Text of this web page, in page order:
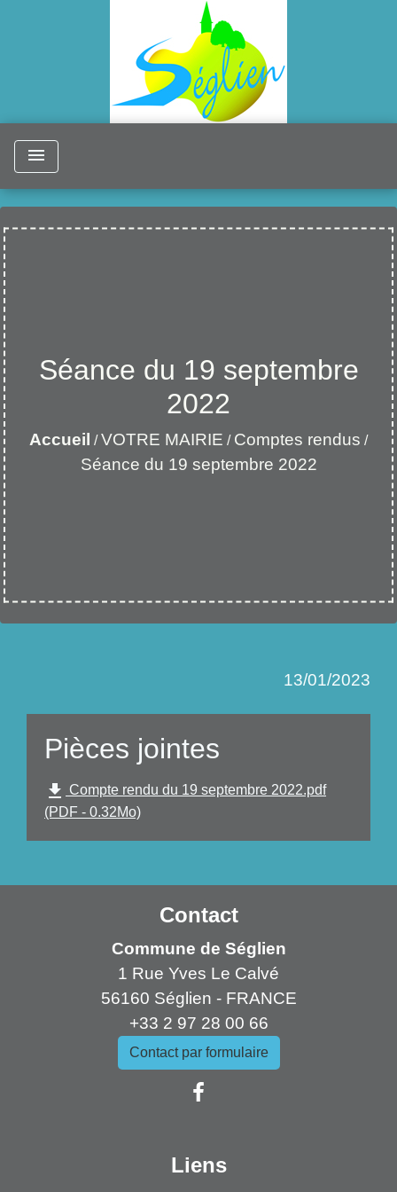
menu
Séance du 19 septembre
2022
Accueil /VOTRE MAIRIE / Comptes rendus /
Séance du 19 septembre 2022
13/01/2023
Pièces jointes
file_download Compte rendu du 19 septembre 2022.pdf
(PDF - 0.32Mo)
Contact
Commune de Séglien
1 Rue Yves Le Calvé
56160 Séglien - FRANCE
+33 2 97 28 00 66
Contact par formulaire
Liens